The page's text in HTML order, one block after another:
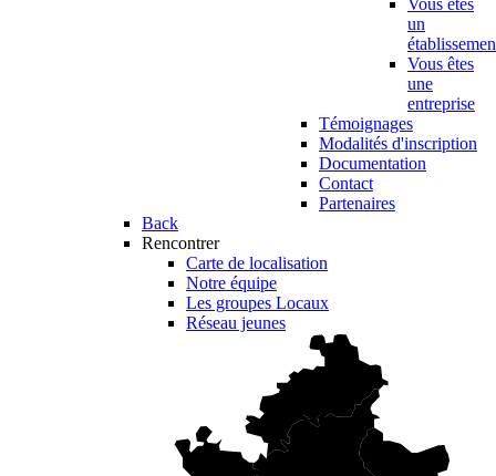
Vous êtes
un
Vous êtes
une
entreprise
Témoignages
Modalités d'inscription
Documentation
Contact
Partenaires
Back
Rencontrer
Carte de localisation
Notre équipe
Les groupes Locaux
Réseau jeunes